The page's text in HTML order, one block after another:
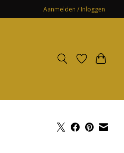
Aanmelden / Inloggen